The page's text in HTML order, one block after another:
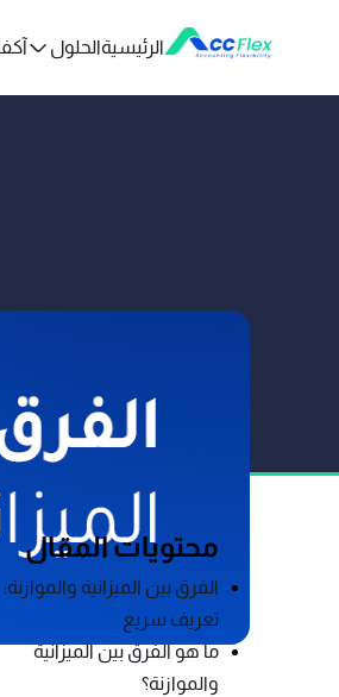
الحلولالرئيسية
محتويات المقال
الفرق بين الميزانية والموازنة:
تعريف سريع
ما هو الفرق بين الميزانية
والموازنة؟